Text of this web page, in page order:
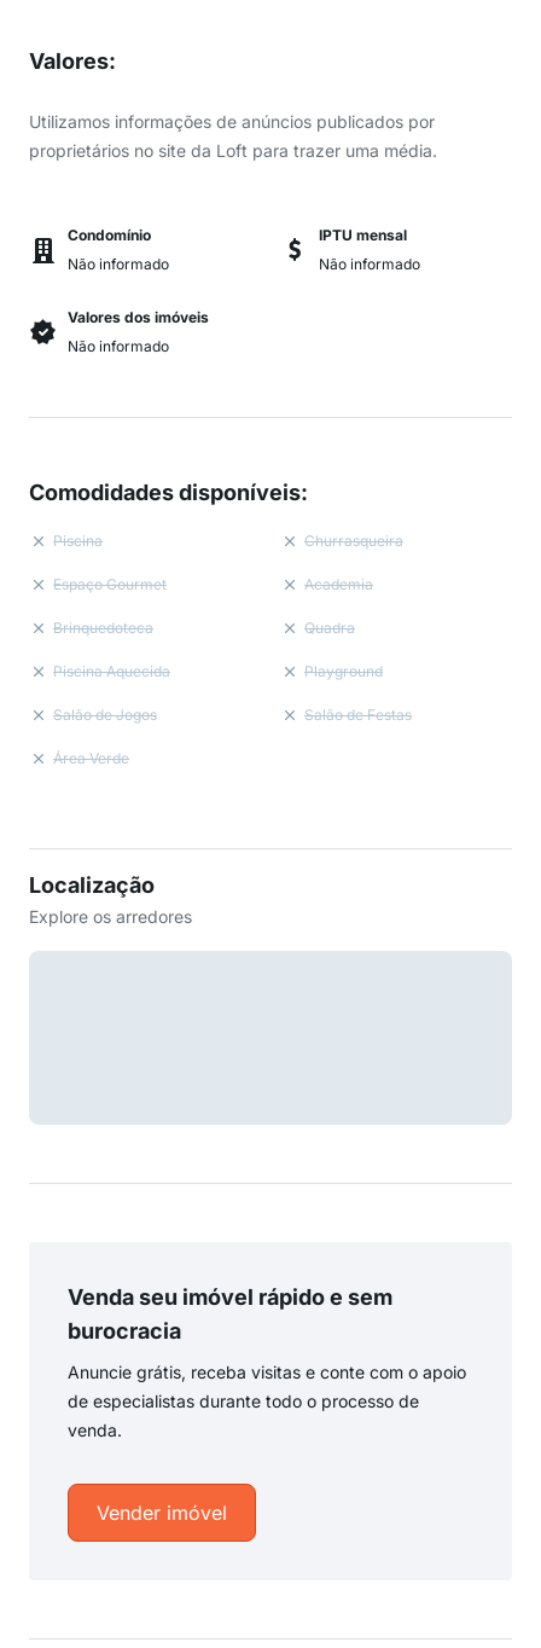
Valores:
Utilizamos informações de anúncios publicados por
proprietários no site da Loft para trazer uma média.
Condomínio
Não informado
IPTU mensal
Não informado
Valores dos imóveis
Não informado
Comodidades disponíveis:
Piscina Churrasqueira
Espaço Gourmet Academia
Brinquedoteca Quadra
Piscina Aquecida Playground
Salão de Jogos Salão de Festas
Área Verde
Localização
Explore os arredores
Venda seu imóvel rápido e sem
burocracia
Anuncie grátis, receba visitas e conte com o apoio
de especialistas durante todo o processo de
venda.
Vender imóvel